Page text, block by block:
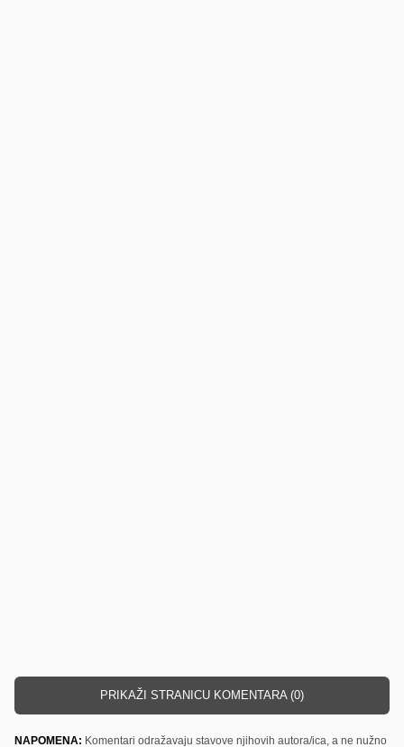
PRIKAŽI STRANICU KOMENTARA (0)
NAPOMENA: Komentari odražavaju stavove njihovih autora/ica, a ne nužno